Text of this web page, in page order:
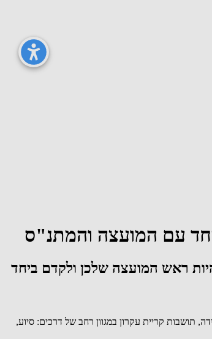
עם המועצה והמתנ"ס
ראש המועצה שלכן ולקדם ביחד
תושבות קריית עקרון במגוון רחב של דרכים: סיוע,